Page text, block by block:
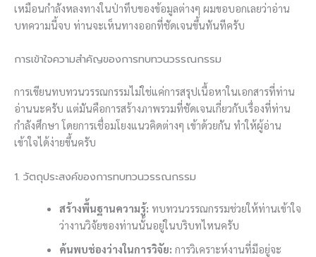
เหมือนกำลังหลงทางในป่าทึบของข้อมูลต่างๆ ผมขอบอกเลยว่าอ่าน
บทความนี้จบ ท่านจะเห็นทางออกที่ชัดเจนขึ้นทันทีครับ
การเข้าใจความสำคัญของการทบทวนวรรณกรรม
การเขียนทบทวนวรรณกรรมไม่ใช่แค่การสรุปเนื้อหาในเอกสารที่ท่าน
อ่านนะครับ แต่มันคือการสร้างภาพรวมที่ชัดเจนเกี่ยวกับเรื่องที่ท่าน
กำลังศึกษา โดยการเชื่อมโยงแนวคิดต่างๆ เข้าด้วยกัน ทำให้ผู้อ่าน
เข้าใจได้ง่ายขึ้นครับ
1. วัตถุประสงค์ของการทบทวนวรรณกรรม
สร้างพื้นฐานความรู้: ทบทวนวรรณกรรมช่วยให้ท่านเข้าใจ
ว่างานวิจัยของท่านนั้นอยู่ในบริบทไหนครับ
ค้นพบช่องว่างในการวิจัย: การวิเคราะห์งานที่มีอยู่จะ